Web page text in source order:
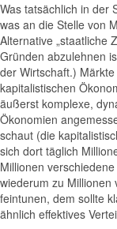
Was tatsächlich in der
was an die Stelle von
Alternative „staatliche
Gründen abzulehnen
der Wirtschaft.)
kapitalistischen
äußerst komplexe,
Ökonomien
schaut (die
sich dort täglich
Millionen
wiederum zu Millionen
feintunen, dem sollte
ähnlich effektives